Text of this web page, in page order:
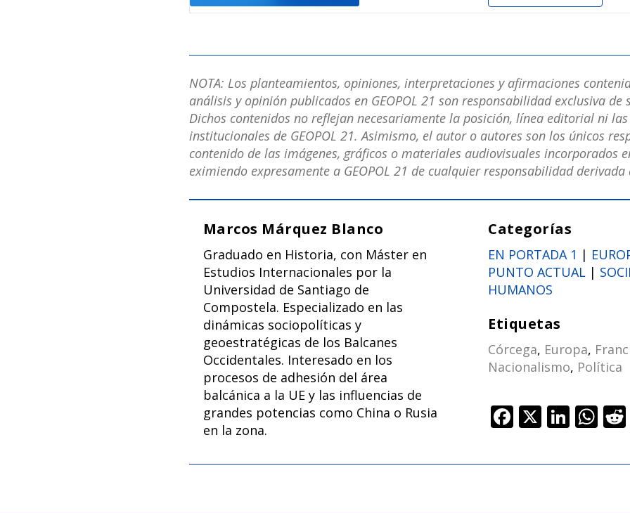
NOTA: Los planteamientos, opiniones, interpretaciones y afirmaciones
análisis y opinión publicados en GEOPOL 21 son responsabilidad exclusiva de
Dichos contenidos no reflejan necesariamente la posición, línea editorial ni
institucionales de GEOPOL 21. Asimismo, el autor o autores son los únicos
contenido de las imágenes, gráficos o materiales audiovisuales incorporados
eximiendo expresamente a GEOPOL 21 de cualquier responsabilidad
Marcos Márquez Blanco
Graduado en Historia, con Máster en
Estudios Internacionales por la
Universidad de Santiago de
Compostela. Especializado en las
dinámicas sociopolíticas y
geoestratégicas de los Balcanes
Occidentales. Interesado en los
procesos de adhesión del área
balcánica a la UE y las influencias de
grandes potencias como China o Rusia
en la zona.
Categorías
EN PORTADA 1 |
PUNTO ACTUAL |
HUMANOS
Etiquetas
Córcega, Europa,
Nacionalismo, Política
F
e
X Li
k
W
at